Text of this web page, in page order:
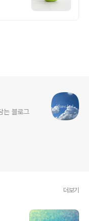
는 블로그
더보기